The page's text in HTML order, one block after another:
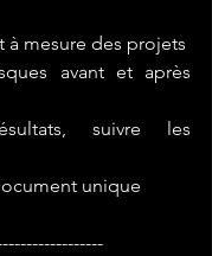
à mesure des projets
avant et après
suivre les
unique